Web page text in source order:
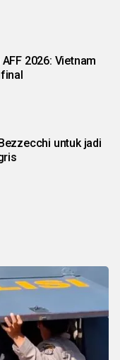
2026: Vietnam
untuk jadi